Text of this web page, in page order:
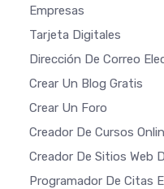
Empresas
Tarjeta Digitales
Dirección De Correo
Crear Un Blog Gratis
Crear Un Foro
Creador De Cursos
Creador De Sitios Web
Programador De Citas